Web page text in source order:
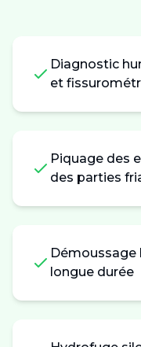
Diagnostic
et
Piquage des
des parties
longue durée